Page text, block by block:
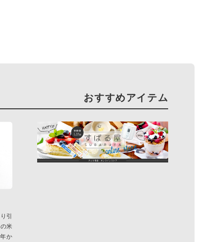
おすすめアイテム
引
米
か